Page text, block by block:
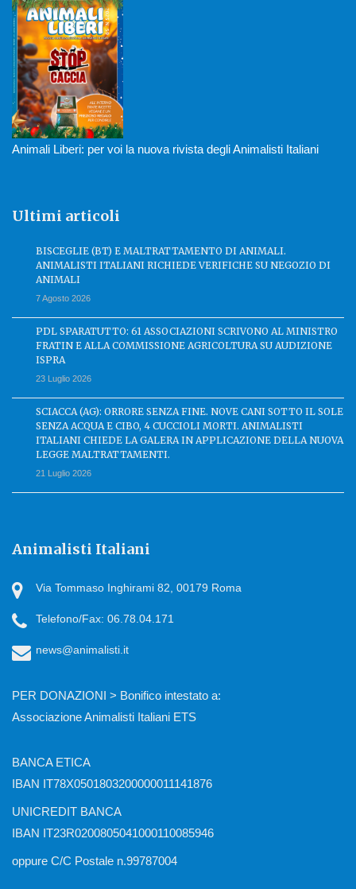
Animali Liberi: per voi la nuova rivista degli Animalisti Italiani
Ultimi articoli
BISCEGLIE (BT) E MALTRATTAMENTO DI ANIMALI.
ANIMALISTI ITALIANI RICHIEDE VERIFICHE SU NEGOZIO DI
ANIMALI
7 Agosto 2026
PDL SPARATUTTO: 61 ASSOCIAZIONI SCRIVONO AL MINISTRO
FRATIN E ALLA COMMISSIONE AGRICOLTURA SU AUDIZIONE
ISPRA
23 Luglio 2026
SCIACCA (AG): ORRORE SENZA FINE. NOVE CANI SOTTO IL SOLE
SENZA ACQUA E CIBO, 4 CUCCIOLI MORTI. ANIMALISTI
ITALIANI CHIEDE LA GALERA IN APPLICAZIONE DELLA NUOVA
LEGGE MALTRATTAMENTI.
21 Luglio 2026
Animalisti Italiani
Via Tommaso Inghirami 82, 00179 Roma
Telefono/Fax: 06.78.04.171
news@animalisti.it
PER DONAZIONI > Bonifico intestato a:
Associazione Animalisti Italiani ETS
BANCA ETICA
IBAN IT78X0501803200000011141876
UNICREDIT BANCA
IBAN IT23R0200805041000110085946
oppure C/C Postale n.99787004